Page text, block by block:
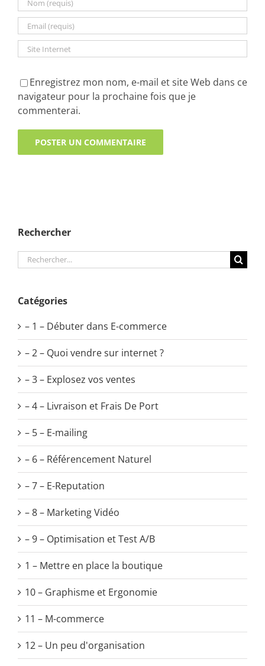
Enregistrez mon nom, e-mail et site Web dans ce
navigateur pour la prochaine fois que je
commenterai.
Rechercher
Rechercher:
Catégories
– 1 – Débuter dans E-commerce
– 2 – Quoi vendre sur internet ?
– 3 – Explosez vos ventes
– 4 – Livraison et Frais De Port
– 5 – E-mailing
– 6 – Référencement Naturel
– 7 – E-Reputation
– 8 – Marketing Vidéo
– 9 – Optimisation et Test A/B
1 – Mettre en place la boutique
10 – Graphisme et Ergonomie
11 – M-commerce
12 – Un peu d'organisation